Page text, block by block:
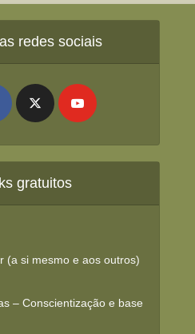
redes sociais
gratuitos
(a si mesmo e aos outros)
– Conscientização e base